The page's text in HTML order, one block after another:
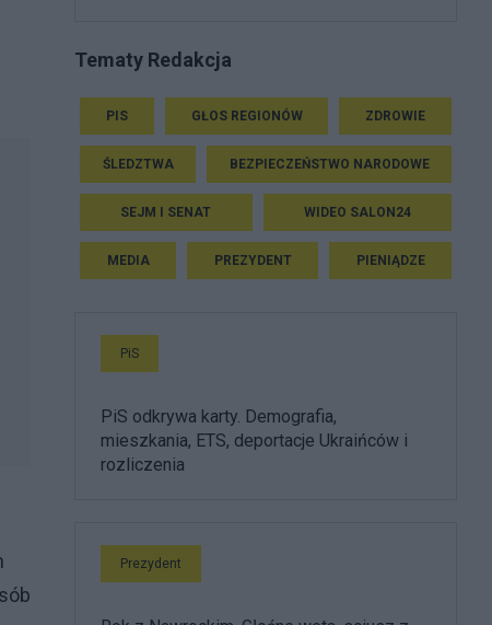
Tematy Redakcja
PIS GŁOS REGIONÓW ZDROWIE
ŚLEDZTWA BEZPIECZEŃSTWO NARODOWE
SEJM I SENAT WIDEO SALON24
MEDIA PREZYDENT PIENIĄDZE
PiS
PiS odkrywa karty. Demografia,
mieszkania, ETS, deportacje Ukraińców i
rozliczenia
Prezydent